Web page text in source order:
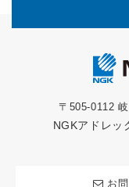
〒505-0112
NGKアドレッ
お